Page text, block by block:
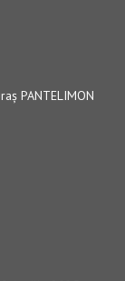
PANTELIMON